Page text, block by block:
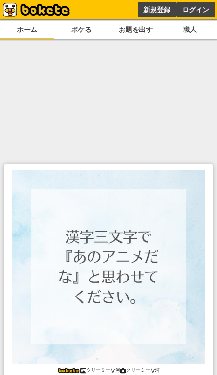
新規登録 ログイン
ホーム ボケる お題を出す 職人
クリーミーな河 クリーミーな河